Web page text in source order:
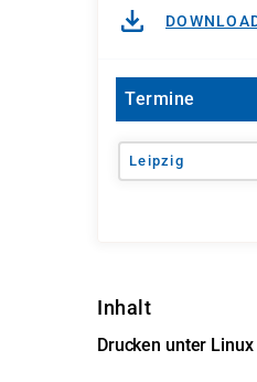
Termine
Leipzig
Inhalt
Drucken unter Linux